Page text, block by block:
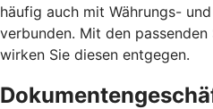
häufig auch mit Währungs-
verbunden. Mit den
wirken Sie diesen entgegen.